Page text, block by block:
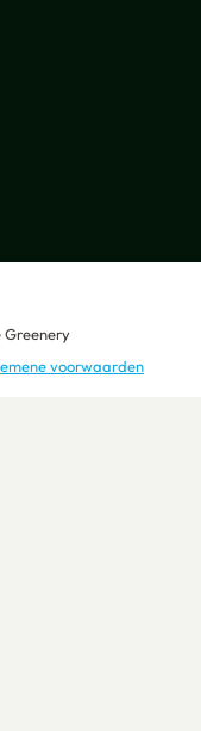
Greenery
voorwaarden